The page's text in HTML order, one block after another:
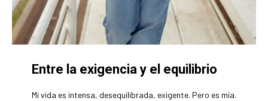
Entre la exigencia y el equilibrio
Mi vida es intensa, desequilibrada, exigente. Pero es mía.